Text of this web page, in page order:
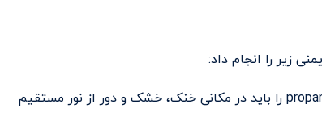
زیر را انجام داد:
سیلندرهای propane را باید در مکانی خنک، خشک و دور از نور مستقیم